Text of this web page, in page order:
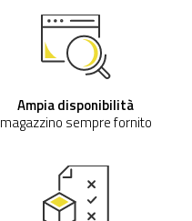
Ampia disponibilità
magazzino sempre fornito